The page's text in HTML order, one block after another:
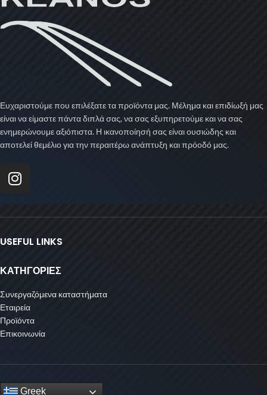
Ευχαριστούμε που επιλέξατε τα προϊόντα μας. Μέλημα και επιδίωξή μας
είναι να είμαστε πάντα διπλά σας, να σας εξυπηρετούμε και να σας
ενημερώνουμε αξιόπιστα. Η ικανοποίησή σας είναι ουσιώδης και
αποτελεί θεμέλιο για την περαιτέρω ανάπτυξη και πρόοδό μας.
USEFUL LINKS
ΚΑΤΗΓΟΡΙΕΣ
Συνεργαζόμενα καταστήματα
Εταιρεία
Προϊόντα
Επικοινωνία
Greek